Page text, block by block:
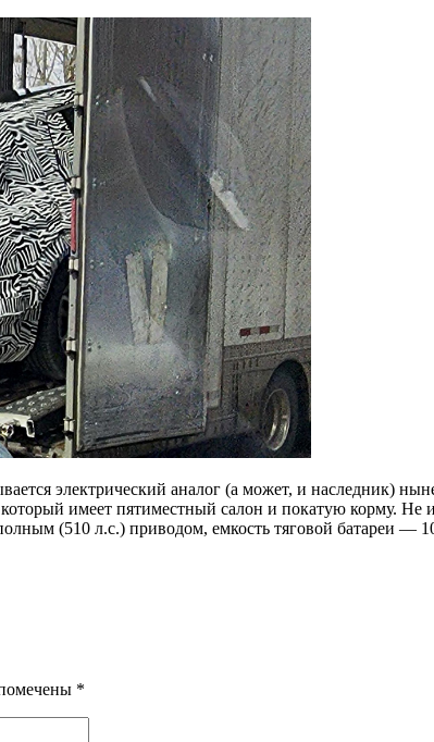
электрический аналог (а может, и наследник)
имеет пятиместный салон и покатую корму.
(510 л.с.) приводом, емкость тяговой батареи —
*